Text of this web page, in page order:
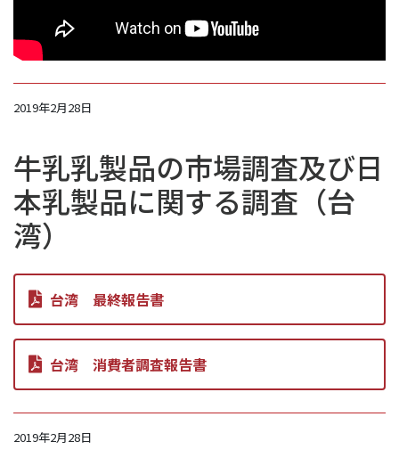
2019年2月28日
牛乳乳製品の市場調査及び日
本乳製品に関する調査（台
湾）
台湾 最終報告書
台湾 消費者調査報告書
2019年2月28日